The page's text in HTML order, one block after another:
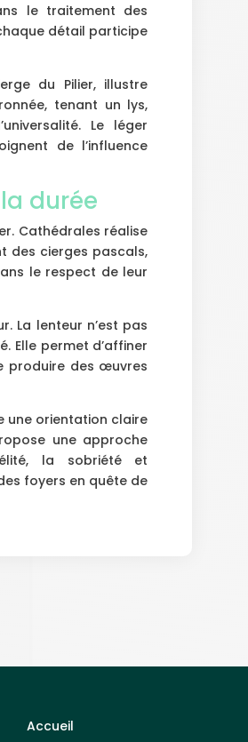
le traitement des
détail participe
du Pilier, illustre
tenant un lys,
Le léger
de l’influence
durée
Cathédrales réalise
des cierges pascals,
le respect de leur
La lenteur n’est pas
Elle permet d’affiner
produire des œuvres
une orientation claire
une approche
la sobriété et
foyers en quête de
Accueil